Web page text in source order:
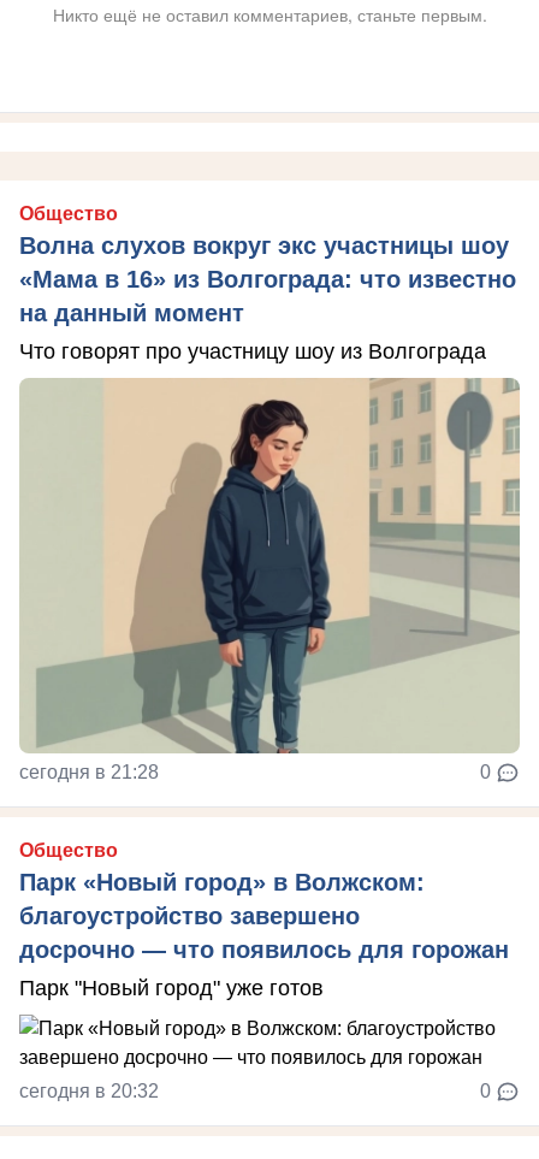
Никто ещё не оставил комментариев, станьте первым.
Общество
Волна слухов вокруг экс участницы шоу
«Мама в 16» из Волгограда: что известно
на данный момент
Что говорят про участницу шоу из Волгограда
сегодня в 21:28 0
Общество
Парк «Новый город» в Волжском:
благоустройство завершено
досрочно — что появилось для горожан
Парк "Новый город" уже готов
сегодня в 20:32 0